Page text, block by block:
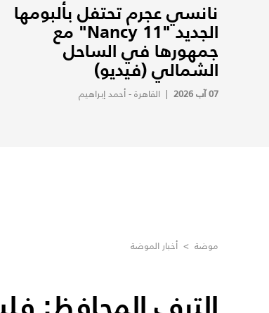
نانسي عجرم تحتفل بألبومها
الجديد "Nancy 11" مع
جمهورها في الساحل
الشمالي (فيديو)
07 آب 2026 | القاهرة - أحمد إبراهيم
موضة > أخبار الموضة